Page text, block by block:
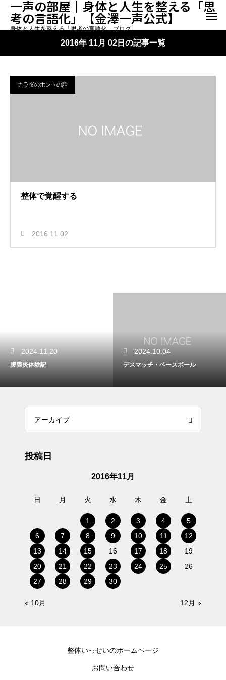
一声の部屋｜身体と人生を整える「思
考の言語化」【金澤一声公式】
身体と人生を整える「思考の言語化」ブログ
2016年 11月 02日の記事一覧
カラダのホントの話
整体で覚醒する
2016.11.02
2024.11.20
腹膜炎体験記
2024.10.04
デスマッチ・ベースボール
アーカイブ
投稿日
2016年11月
日 月 火 水 木 金 土
1 2 3 4
5
6
7 8 9 10 11
12
13
14 15 16 17 18
19
20
21 22 23 24 25
26
27
28 29 30
« 10月 12月 »
整体いっせいのホームページ
お問い合わせ